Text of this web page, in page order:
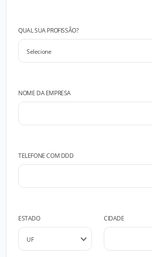
QUAL SUA PROFISSÃO?
NOME DA EMPRESA
TELEFONE COM DDD
ESTADO CIDADE